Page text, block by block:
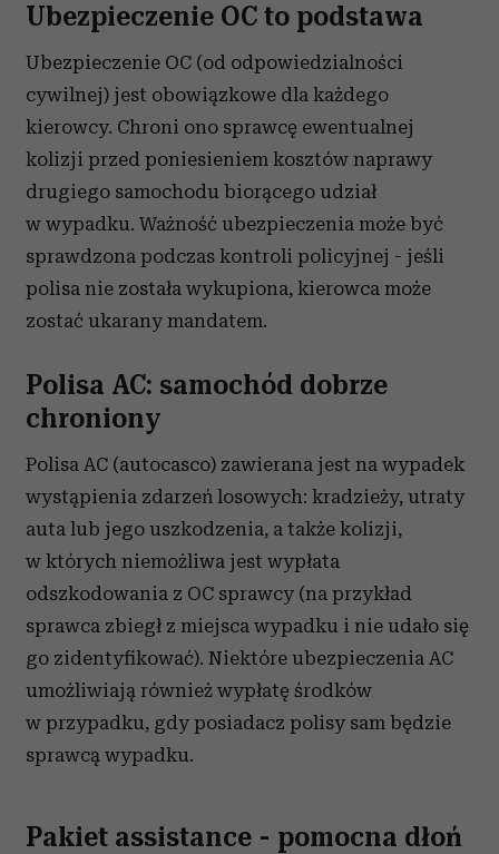
Ubezpieczenie OC to podstawa
Ubezpieczenie OC (od odpowiedzialności
cywilnej) jest obowiązkowe dla każdego
kierowcy. Chroni ono sprawcę ewentualnej
kolizji przed poniesieniem kosztów naprawy
drugiego samochodu biorącego udział
w wypadku. Ważność ubezpieczenia może być
sprawdzona podczas kontroli policyjnej - jeśli
polisa nie została wykupiona, kierowca może
zostać ukarany mandatem.
Polisa AC: samochód dobrze
chroniony
Polisa AC (autocasco) zawierana jest na wypadek
wystąpienia zdarzeń losowych: kradzieży, utraty
auta lub jego uszkodzenia, a także kolizji,
w których niemożliwa jest wypłata
odszkodowania z OC sprawcy (na przykład
sprawca zbiegł z miejsca wypadku i nie udało się
go zidentyfikować). Niektóre ubezpieczenia AC
umożliwiają również wypłatę środków
w przypadku, gdy posiadacz polisy sam będzie
sprawcą wypadku.
Pakiet assistance - pomocna dłoń